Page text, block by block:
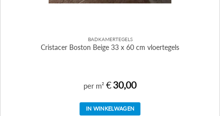
BADKAMERTEGELS
Cristacer Boston Beige 33 x 60 cm vloertegels
per m² €30,00
IN WINKELWAGEN